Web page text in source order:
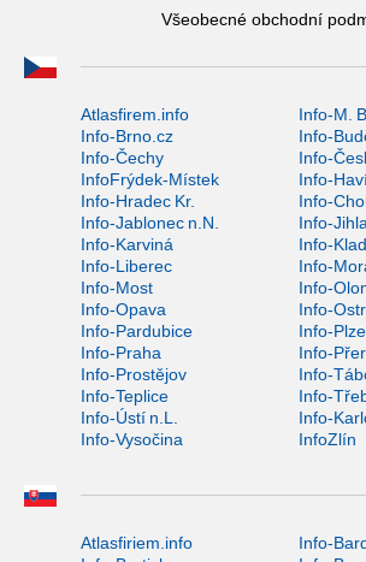
Všeobecné obchodní
Atlasfirem.info
Info-M.
Info-Brno.cz
Info-
Info-Čechy
Info-
InfoFrýdek-Místek
Info-
Info-Hradec Kr.
Info-
Info-Jablonec n.N.
Info-
Info-Karviná
Info-
Info-Liberec
Info-
Info-Most
Info-
Info-Opava
Info-
Info-Pardubice
Info-
Info-Praha
Info-
Info-Prostějov
Info-
Info-Teplice
Info-
Info-Ústí n.L.
Info-
Info-Vysočina
InfoZlín
Atlasfiriem.info
Info-